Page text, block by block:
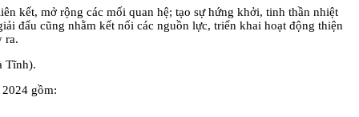
kết, mở rộng các mối quan hệ; tạo sự hứng khởi, tinh thần nhiệt
đấu cũng nhằm kết nối các nguồn lực, triển khai hoạt động thiện
ra.
Tĩnh).
gồm: